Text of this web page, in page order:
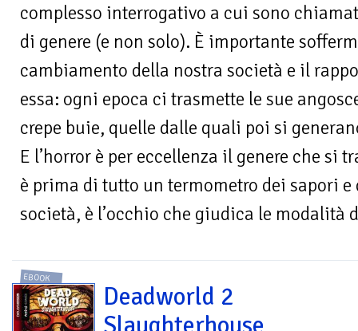
complesso interrogativo a cui sono
di genere (e non solo). È importante
cambiamento della nostra società e il
essa: ogni epoca ci trasmette le sue
crepe buie, quelle dalle quali poi si
E l’horror è per eccellenza il genere che si
è prima di tutto un termometro dei sapori
società, è l’occhio che giudica le modalità
EBOOK
Deadworld 2